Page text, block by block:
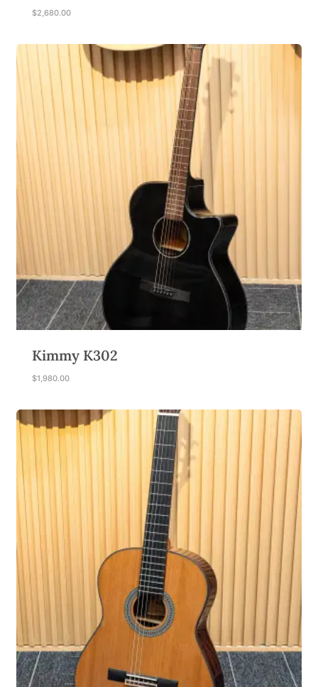
$2,680.00
Kimmy K302
$1,980.00